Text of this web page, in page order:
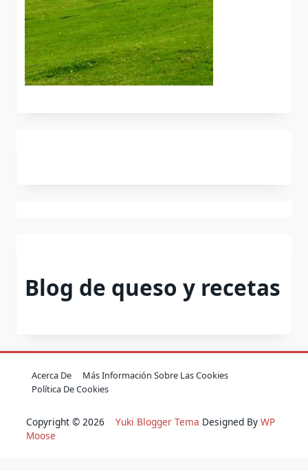
Blog de queso y recetas
Acerca De
Más Información Sobre Las Cookies
Política De Cookies
Copyright © 2026 Yuki Blogger Tema Designed By WP
Moose